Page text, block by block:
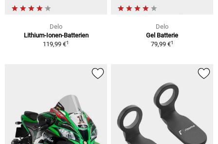
Delo
Lithium-Ionen-Batterien
119,99 €1
Delo
Gel Batterie
79,99 €1